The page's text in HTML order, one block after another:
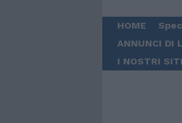
HOME
ANNUNCI DI
I NOSTRI SITI